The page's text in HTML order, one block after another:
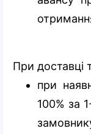
При доставці
при
100% за